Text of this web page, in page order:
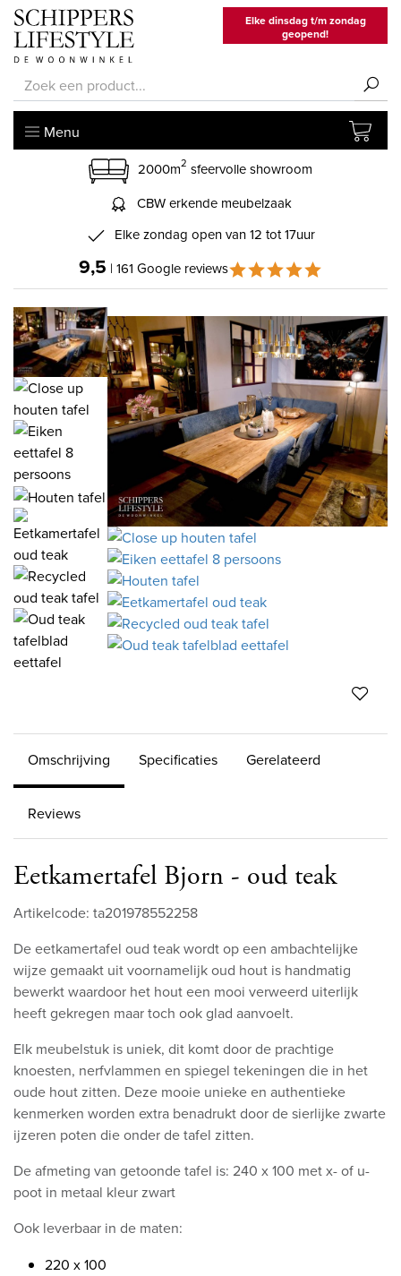
Elke dinsdag t/m zondag
geopend!
Menu
2000m2 sfeervolle showroom
CBW erkende meubelzaak
Elke zondag open van 12 tot 17uur
9,5 | 161 Google reviews
Omschrijving Specificaties Gerelateerd
Reviews
Eetkamertafel Bjorn - oud teak
Artikelcode: ta201978552258
De eetkamertafel oud teak wordt op een ambachtelijke
wijze gemaakt uit voornamelijk oud hout is handmatig
bewerkt waardoor het hout een mooi verweerd uiterlijk
heeft gekregen maar toch ook glad aanvoelt.
Elk meubelstuk is uniek, dit komt door de prachtige
knoesten, nerfvlammen en spiegel tekeningen die in het
oude hout zitten. Deze mooie unieke en authentieke
kenmerken worden extra benadrukt door de sierlijke zwarte
ijzeren poten die onder de tafel zitten.
De afmeting van getoonde tafel is: 240 x 100 met x- of u-
poot in metaal kleur zwart
Ook leverbaar in de maten:
220 x 100